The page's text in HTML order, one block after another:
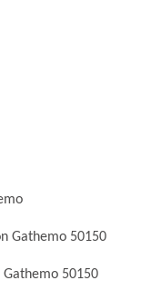
Gathemo 50150
50150